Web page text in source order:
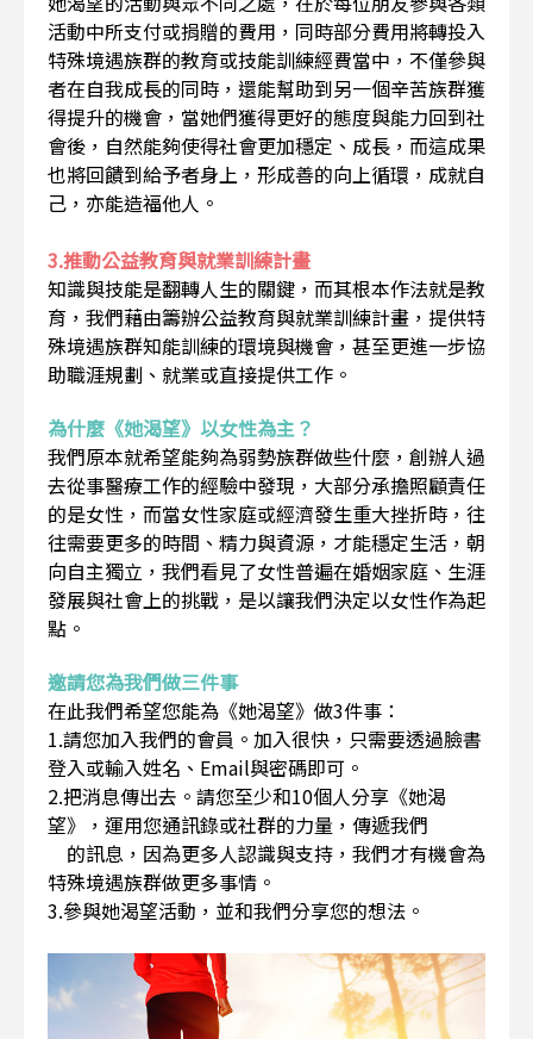
活動中所支付或捐贈的費用，同時部分費用將轉投入
特殊境遇族群的教育或技能訓練經費當中，不僅參與
者在自我成長的同時，還能幫助到另一個辛苦族群獲
得提升的機會，當她們獲得更好的態度與能力回到社
會後，自然能夠使得社會更加穩定、成長，而這成果
也將回饋到給予者身上，形成善的向上循環，成就自
己，亦能造福他人。
3.推動公益教育與就業訓練計畫
知識與技能是翻轉人生的關鍵，而其根本作法就是教
育，我們藉由籌辦公益教育與就業訓練計畫，提供特
殊境遇族群知能訓練的環境與機會，甚至更進一步協
助職涯規劃、就業或直接提供工作。
為什麼《她渴望》以女性為主？
我們原本就希望能夠為弱勢族群做些什麼，創辦人過
去從事醫療工作的經驗中發現，大部分承擔照顧責任
的是女性，而當女性家庭或經濟發生重大挫折時，往
往需要更多的時間、精力與資源，才能穩定生活，朝
向自主獨立，我們看見了女性普遍在婚姻家庭、生涯
發展與社會上的挑戰，是以讓我們決定以女性作為起
點。
邀請您為我們做三件事
在此我們希望您能為《她渴望》做3件事：
1.請您加入我們的會員。加入很快，只需要透過臉書
登入或輸入姓名、Email與密碼即可。
2.把消息傳出去。請您至少和10個人分享《她渴
望》，運用您通訊錄或社群的力量，傳遞我們
的訊息，因為更多人認識與支持，我們才有機會為
特殊境遇族群做更多事情。
3.參與她渴望活動，並和我們分享您的想法。